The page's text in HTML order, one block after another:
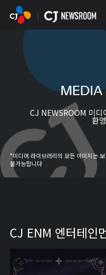
본
MEDIA
CJ NEWSROOM 미
환
*미디어 라이브러리의 모든 이미지는
불가능합니다
CJ ENM 엔터테인